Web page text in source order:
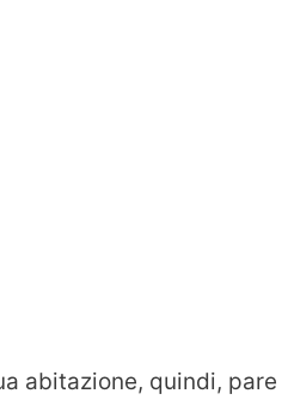
abitazione, quindi, pare